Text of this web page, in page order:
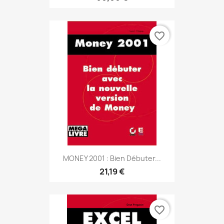
MONEY 2001 : Bien Débuter...
21,19 €
favorite_border
favorite_border